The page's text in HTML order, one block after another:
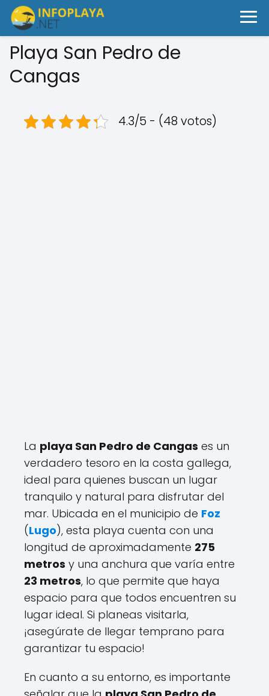
Playa San Pedro de
Cangas
4.3/5 - (48 votos)
La playa San Pedro de Cangas es un
verdadero tesoro en la costa gallega,
ideal para quienes buscan un lugar
tranquilo y natural para disfrutar del
mar. Ubicada en el municipio de Foz
(Lugo), esta playa cuenta con una
longitud de aproximadamente 275
metros y una anchura que varía entre
23 metros, lo que permite que haya
espacio para que todos encuentren su
lugar ideal. Si planeas visitarla,
¡asegúrate de llegar temprano para
garantizar tu espacio!
En cuanto a su entorno, es importante